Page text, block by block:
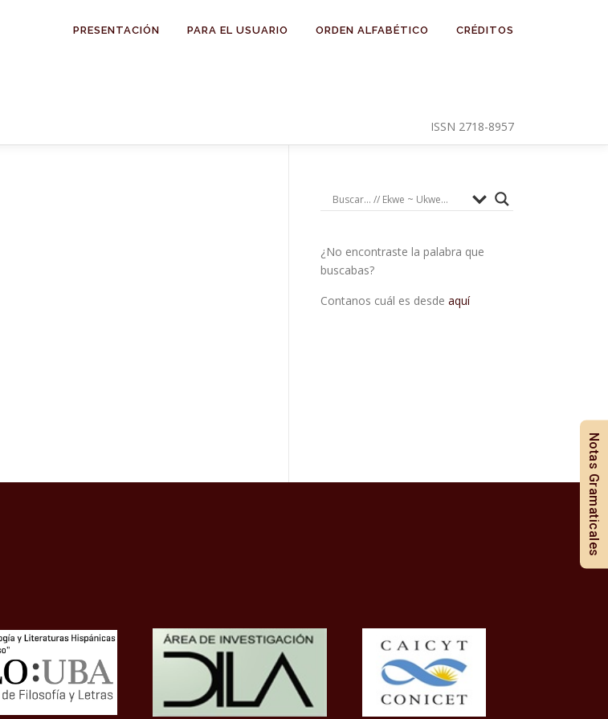
PRESENTACIÓN PARA EL USUARIO ORDEN ALFABÉTICO CRÉDITOS
ISSN 2718-8957
¿No encontraste la palabra que
buscabas?
Contanos cuál es desde aquí
Notas Gramaticales